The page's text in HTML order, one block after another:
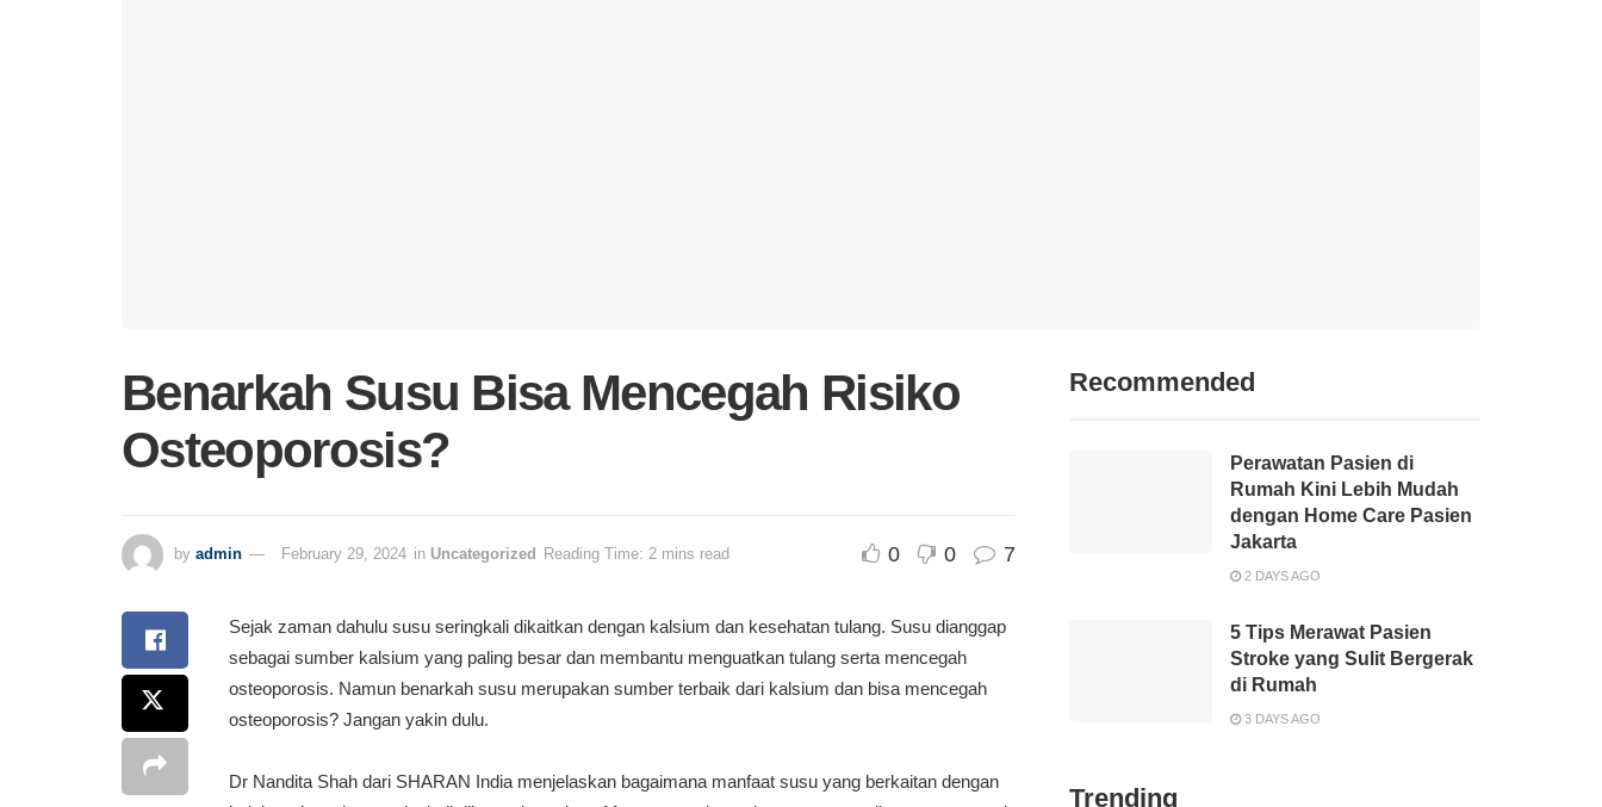
Benarkah Susu Bisa Mencegah Risiko
Osteoporosis?
by admin February 29, 2024 in Uncategorized Reading Time: 2 mins read 0 0 7
Sejak zaman dahulu susu seringkali dikaitkan dengan kalsium dan kesehatan tulang. Susu dianggap
sebagai sumber kalsium yang paling besar dan membantu menguatkan tulang serta mencegah
osteoporosis. Namun benarkah susu merupakan sumber terbaik dari kalsium dan bisa mencegah
osteoporosis? Jangan yakin dulu.
Dr Nandita Shah dari SHARAN India menjelaskan bagaimana manfaat susu yang berkaitan dengan
Recommended
Perawatan Pasien di
Rumah Kini Lebih Mudah
dengan Home Care Pasien
Jakarta
2 DAYS AGO
5 Tips Merawat Pasien
Stroke yang Sulit Bergerak
di Rumah
3 DAYS AGO
Trending